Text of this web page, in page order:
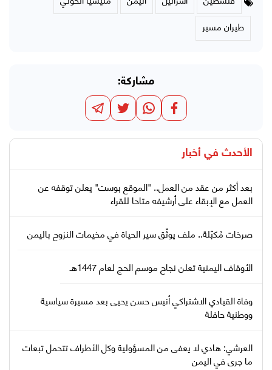
طيران مسير
مشاركة:
الأحدث في أخبار
بعد أكثر من عقد من العمل.. "الموقع بوست" يعلن توقفه عن
العمل مع الإبقاء على أرشيفه متاحا للقراء
صرخات مُكبّلة.. ملف يوثّق سير الحياة في مخيمات النزوح باليمن
الأوقاف اليمنية تعلن نجاح موسم الحج لعام 1447هـ
وفاة القيادي الاشتراكي أنيس حسن يحيى بعد مسيرة سياسية
ووطنية حافلة
العرشي: هادي لا يعفى من المسؤولية وكل الأطراف تتحمل تبعات
ما جرى في اليمن